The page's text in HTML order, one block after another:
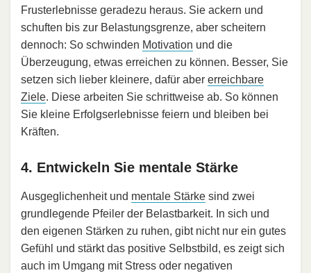
Frusterlebnisse geradezu heraus. Sie ackern und
schuften bis zur Belastungsgrenze, aber scheitern
dennoch: So schwinden Motivation und die
Überzeugung, etwas erreichen zu können. Besser, Sie
setzen sich lieber kleinere, dafür aber erreichbare
Ziele. Diese arbeiten Sie schrittweise ab. So können
Sie kleine Erfolgserlebnisse feiern und bleiben bei
Kräften.
4. Entwickeln Sie mentale Stärke
Ausgeglichenheit und mentale Stärke sind zwei
grundlegende Pfeiler der Belastbarkeit. In sich und
den eigenen Stärken zu ruhen, gibt nicht nur ein gutes
Gefühl und stärkt das positive Selbstbild, es zeigt sich
auch im Umgang mit Stress oder negativen